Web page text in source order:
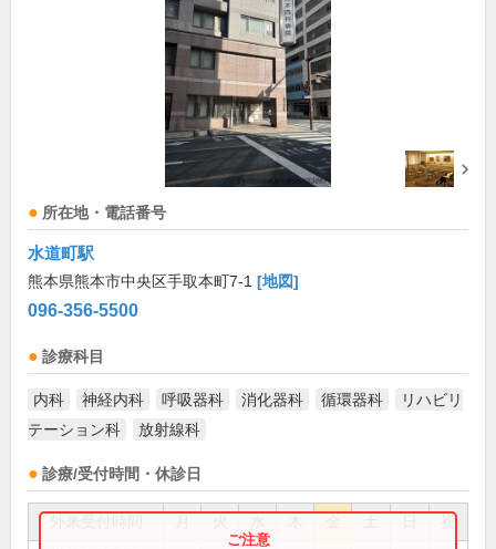
所在地・電話番号
水道町駅
熊本県熊本市中央区手取本町7-1 [地図]
096-356-5500
診療科目
内科 神経内科 呼吸器科 消化器科 循環器科
リハビリ
テーション科
放射線科
診療/受付時間・休診日
祝